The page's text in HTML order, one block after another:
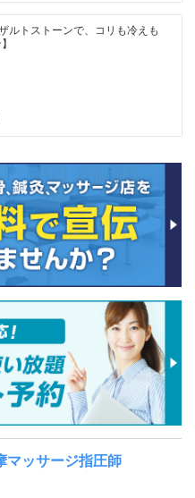
ルトストーンで、コリも冷えも
マッサージ指圧師